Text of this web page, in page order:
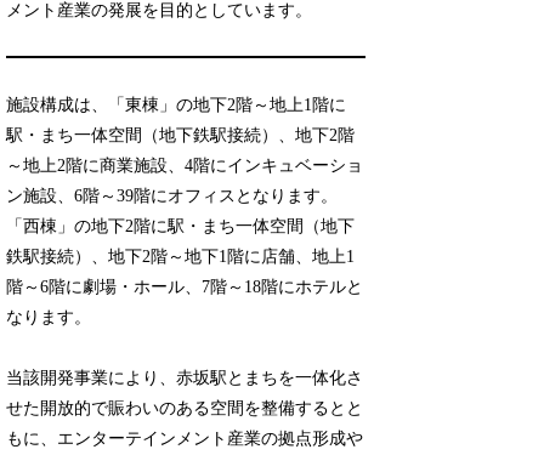
メント産業の発展を目的としています。
施設構成は、「東棟」の地下2階～地上1階に
駅・まち一体空間（地下鉄駅接続）、地下2階
～地上2階に商業施設、4階にインキュベーショ
ン施設、6階～39階にオフィスとなります。
「西棟」の地下2階に駅・まち一体空間（地下
鉄駅接続）、地下2階～地下1階に店舗、地上1
階～6階に劇場・ホール、7階～18階にホテルと
なります。
当該開発事業により、赤坂駅とまちを一体化さ
せた開放的で賑わいのある空間を整備するとと
もに、エンターテインメント産業の拠点形成や